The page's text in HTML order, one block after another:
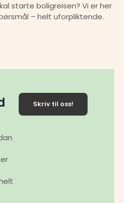
starte boligreisen? Vi er her
– helt uforpliktende.
Skriv til oss!